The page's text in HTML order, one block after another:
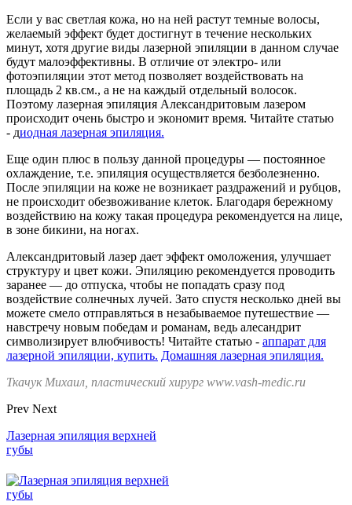
Если у вас светлая кожа, но на ней растут темные волосы,
желаемый эффект будет достигнут в течение нескольких
минут, хотя другие виды лазерной эпиляции в данном случае
будут малоэффективны. В отличие от электро- или
фотоэпиляции этот метод позволяет воздействовать на
площадь 2 кв.см., а не на каждый отдельный волосок.
Поэтому лазерная эпиляция Александритовым лазером
происходит очень быстро и экономит время. Читайте статью
- диодная лазерная эпиляция.
Еще один плюс в пользу данной процедуры — постоянное
охлаждение, т.е. эпиляция осуществляется безболезненно.
После эпиляции на коже не возникает раздражений и рубцов,
не происходит обезвоживание клеток. Благодаря бережному
воздействию на кожу такая процедура рекомендуется на лице,
в зоне бикини, на ногах.
Александритовый лазер дает эффект омоложения, улучшает
структуру и цвет кожи. Эпиляцию рекомендуется проводить
заранее — до отпуска, чтобы не попадать сразу под
воздействие солнечных лучей. Зато спустя несколько дней вы
можете смело отправляться в незабываемое путешествие —
навстречу новым победам и романам, ведь алесандрит
символизирует влюбчивость! Читайте статью - аппарат для
лазерной эпиляции, купить. Домашняя лазерная эпиляция.
Ткачук Михаил, пластический хирург www.vash-medic.ru
Prev Next
Лазерная эпиляция верхней
губы